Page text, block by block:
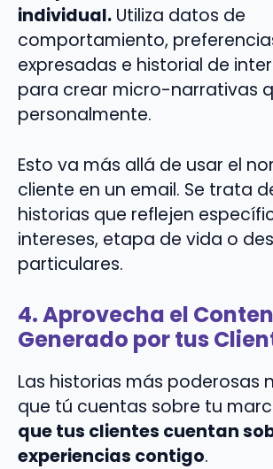
individual. Utiliza datos de
comportamiento,
expresadas e historial de
para crear micro-narrativas
personalmente.
Esto va más allá de usar el
cliente en un email. Se trata
historias que reflejen
intereses, etapa de vida o
particulares.
4. Aprovecha el
Generado por tus
Las historias más poderosas
que tú cuentas sobre tu
que tus clientes cuentan
experiencias contigo.